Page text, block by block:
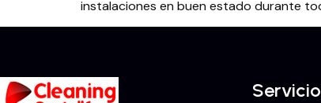
instalaciones en buen estado durante